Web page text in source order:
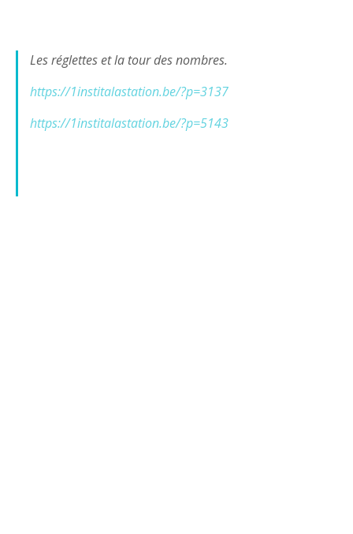
Les réglettes et la tour des nombres.
https://1institalastation.be/?p=3137
https://1institalastation.be/?p=5143